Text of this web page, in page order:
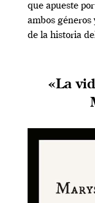
que apueste
ambos
de la historia
«La